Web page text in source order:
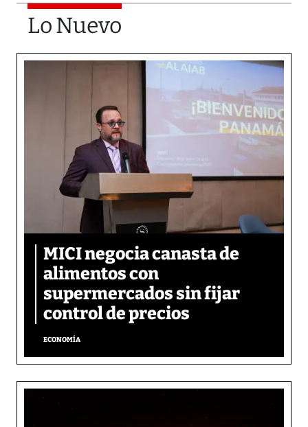
Lo Nuevo
MICI negocia canasta de
alimentos con
supermercados sin fijar
control de precios
ECONOMÍA